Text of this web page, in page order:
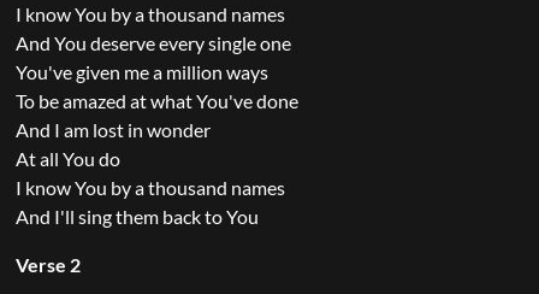
I know You by a thousand names
And You deserve every single one
You've given me a million ways
To be amazed at what You've done
And I am lost in wonder
At all You do
I know You by a thousand names
And I'll sing them back to You
Verse 2